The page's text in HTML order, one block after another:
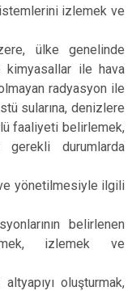
izlemek ve
ülke genelinde
ile hava
radyasyon ile
sularına, denizlere
faaliyeti belirlemek,
durumlarda
yönetilmesiyle ilgili
belirlenen
izlemek ve
oluşturmak,